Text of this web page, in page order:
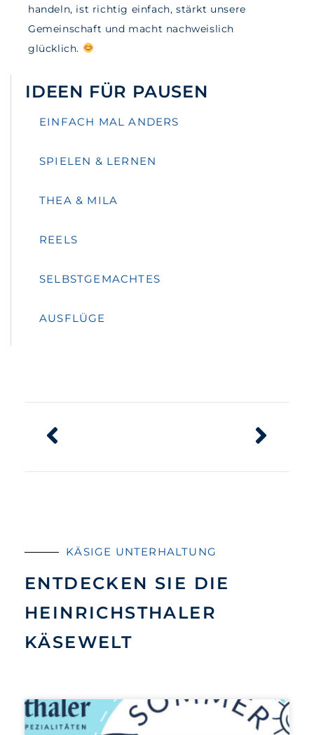
handeln, ist richtig einfach, stärkt unsere
Gemeinschaft und macht nachweislich
glücklich.
IDEEN FÜR PAUSEN
EINFACH MAL ANDERS
SPIELEN & LERNEN
THEA & MILA
REELS
SELBSTGEMACHTES
AUSFLÜGE
KÄSIGE UNTERHALTUNG
ENTDECKEN SIE DIE
HEINRICHSTHALER
KÄSEWELT